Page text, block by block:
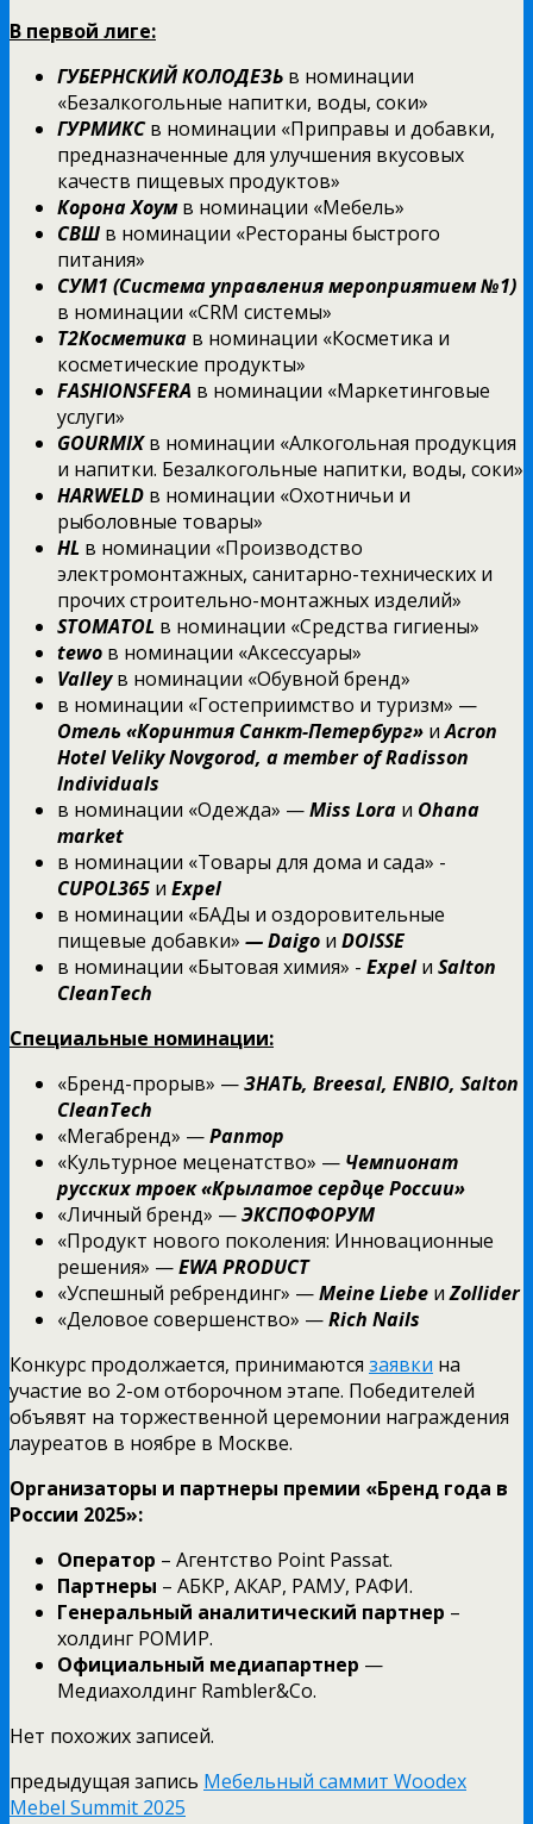
В первой лиге:
ГУБЕРНСКИЙ КОЛОДЕЗЬ в номинации
«Безалкогольные напитки, воды, соки»
ГУРМИКСв номинации «Приправы и добавки,
предназначенные для улучшения вкусовых
качеств пищевых продуктов»
Корона Хоумв номинации «Мебель»
СВШ в номинации «Рестораны быстрого
питания»
СУМ1 (Система управления мероприятием №1)
в номинации «CRM системы»
Т2Косметика в номинации «Косметика и
косметические продукты»
FASHIONSFERA в номинации «Маркетинговые
услуги»
GOURMIXв номинации «Алкогольная продукция
и напитки. Безалкогольные напитки, воды, соки»
HARWELD в номинации «Охотничьи и
рыболовные товары»
HL в номинации «Производство
электромонтажных, санитарно-технических и
прочих строительно-монтажных изделий»
STOMATOL в номинации «Средства гигиены»
tewo в номинации «Аксессуары»
Valleyв номинации «Обувной бренд»
в номинации «Гостеприимство и туризм» —
Отель «Коринтия Санкт-Петербург» иAcron
Hotel VelikyNovgorod, amemberofRadisson
Individuals
в номинации «Одежда» —Miss Lora и Ohana
market
в номинации «Товары для дома и сада» -
CUPOL365 и Expel
в номинации «БАДы и оздоровительные
пищевые добавки» — Daigo и DOISSE
в номинации «Бытовая химия» - Expelи Salton
CleanTech
Специальные номинации:
«Бренд-прорыв» —ЗНАТЬ, Breesal, ENBIO, Salton
CleanTech
«Мегабренд» —Раптор
«Культурное меценатство» — Чемпионат
русских троек «Крылатое сердце России»
«Личный бренд» —ЭКСПОФОРУМ
«Продукт нового поколения: Инновационные
решения» —EWA PRODUCT
«Успешный ребрендинг» —Meine Liebe иZollider
«Деловое совершенство» —Rich Nails
Конкурс продолжается, принимаются заявки на
участие во 2-ом отборочном этапе. Победителей
объявят на торжественной церемонии награждения
лауреатов в ноябре в Москве.
Организаторы и партнеры премии «Бренд года в
России 2025»:
Оператор – Агентство Point Passat.
Партнеры – АБКР, АКАР, РАМУ, РАФИ.
Генеральный аналитический партнер –
холдинг РОМИР.
Официальный медиапартнер —
Медиахолдинг Rambler&Co.
Нет похожих записей.
предыдущая запись Мебельный саммит Woodex
Mebel Summit 2025